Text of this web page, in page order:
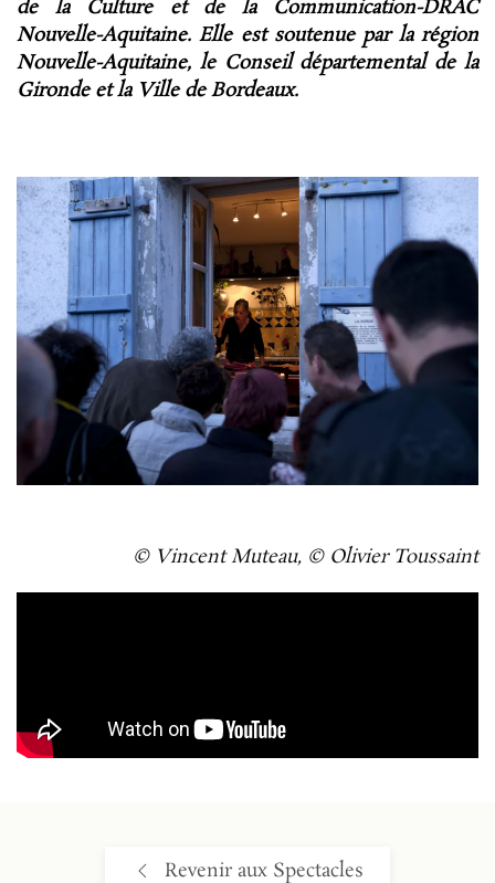
de la Culture et de la Communication-DRAC
Nouvelle-Aquitaine. Elle est soutenue par la région
Nouvelle-Aquitaine, le Conseil départemental de la
Gironde et la Ville de Bordeaux.
© Vincent Muteau, © Olivier Toussaint
Revenir aux Spectacles